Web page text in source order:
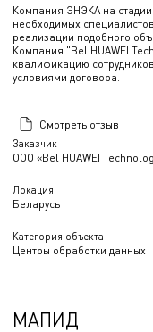
Заказчик
ООО «Bel HUAWEI
Локация
Беларусь
Категория объекта
Центры обработки данных
Компания ЭНЭКА на
необходимых
реализации подобного
Компания "Bel HUAWEI
квалификацию
условиями договора.
Смотреть отзыв
МАПИД